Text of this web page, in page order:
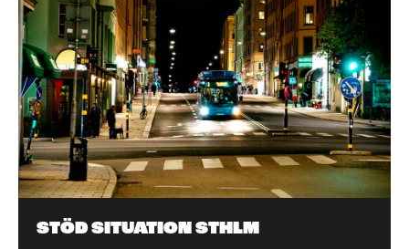
STÖD SITUATION STHLM